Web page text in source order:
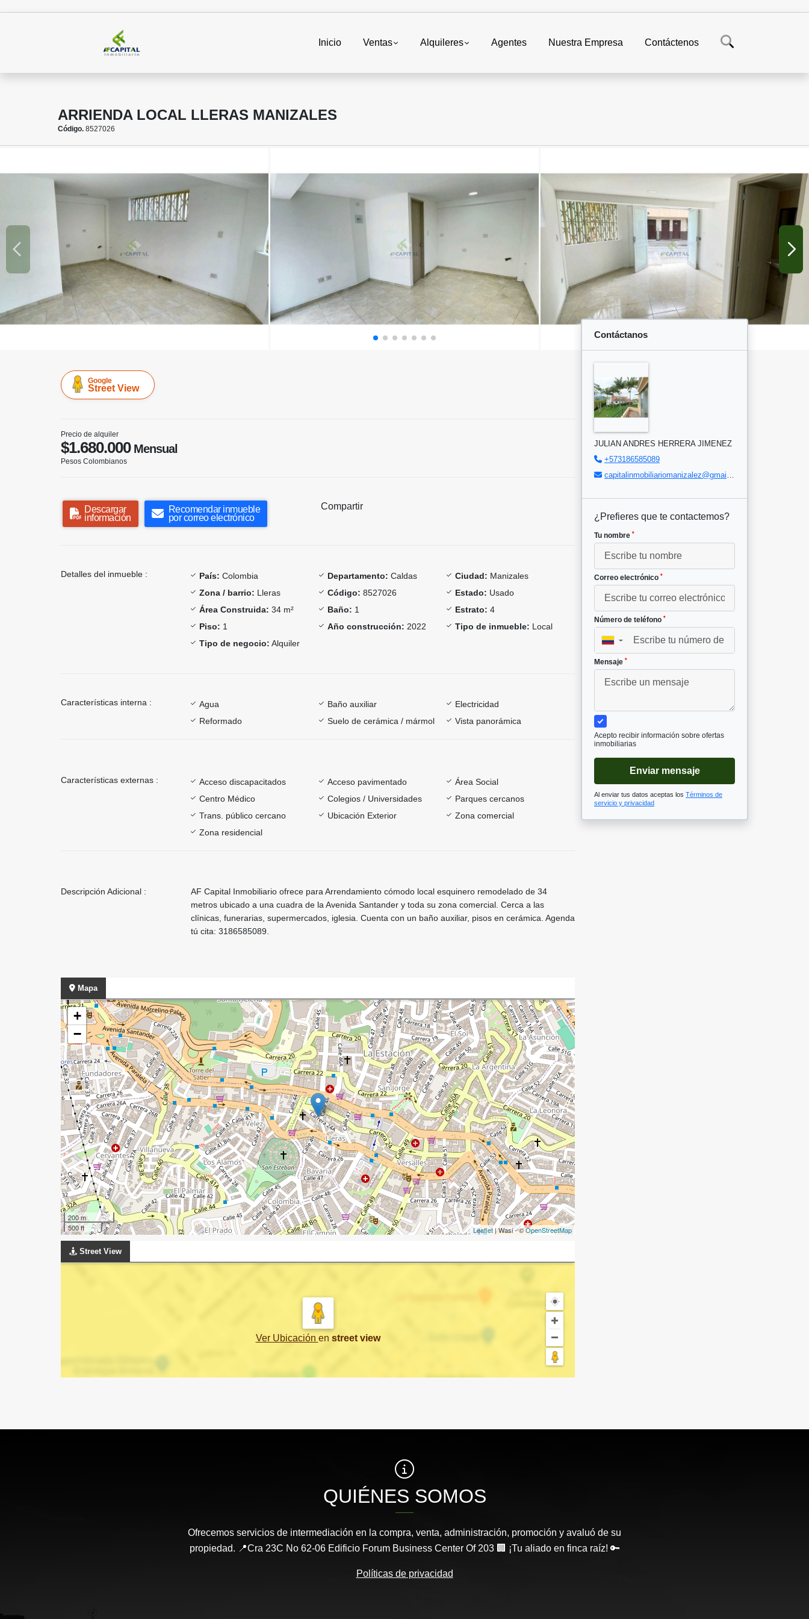
Inicio Ventas Alquileres Agentes Nuestra Empresa Contáctenos
ARRIENDA LOCAL LLERAS MANIZALES
Código. 8527026
Google
Street View
Precio de alquiler
$1.680.000Mensual
Pesos Colombianos
Descargar
información
Recomendar inmueble
por correo electrónico
Compartir
Detalles del inmueble : País: Colombia Departamento: Caldas Ciudad: Manizales
Zona / barrio: Lleras Código: 8527026 Estado: Usado
Área Construida: 34 m² Baño: 1 Estrato: 4
Piso: 1 Año construcción: 2022 Tipo de inmueble: Local
Tipo de negocio: Alquiler
Características interna : Agua Baño auxiliar
Electricidad
Reformado
Suelo de cerámica / mármol Vista panorámica
Características externas : Acceso discapacitados Acceso pavimentado
Área Social
Centro Médico
Colegios / Universidades
Parques cercanos
Trans. público cercano
Ubicación Exterior
Zona comercial
Zona residencial
Descripción Adicional :
AF Capital Inmobiliario ofrece para Arrendamiento cómodo local esquinero remodelado de 34
metros ubicado a una cuadra de la Avenida Santander y toda su zona comercial. Cerca a las
clínicas, funerarias, supermercados, iglesia. Cuenta con un baño auxiliar, pisos en cerámica. Agenda
tú cita: 3186585089.
Mapa
+
−
200 m
500 ft
Leaflet| Wasi - ©OpenStreetMap
Street View
Ver Ubicación en street view
Contáctanos
JULIAN ANDRES HERRERA JIMENEZ
+573186585089
capitalinmobiliariomanizalez@gmail.com
¿Prefieres que te contactemos?
Tu nombre *
Correo electrónico *
Número de teléfono *
▼
Mensaje *
Acepto recibir información sobre ofertas
inmobiliarias
Enviar mensaje
Al enviar tus datos aceptas los Términos de
servicio y privacidad
QUIÉNES SOMOS
Ofrecemos servicios de intermediación en la compra, venta, administración, promoción y avaluó de su
propiedad. 📍Cra 23C No 62-06 Edificio Forum Business Center Of 203 🏢 ¡Tu aliado en finca raíz! 🔑
Políticas de privacidad